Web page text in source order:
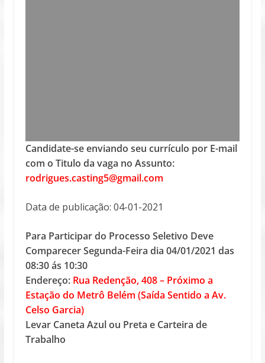
Candidate-se enviando seu currículo por E-mail
com o Titulo da vaga no Assunto:
rodrigues.casting5@gmail.com
Data de publicação: 04-01-2021
Para Participar do Processo Seletivo Deve
Comparecer Segunda-Feira dia 04/01/2021 das
08:30 ás 10:30
Endereço: Rua Redenção, 408 – Próximo a
Estação do Metrô Belém (Saída Sentido a Av.
Celso Garcia)
Levar Caneta Azul ou Preta e Carteira de
Trabalho